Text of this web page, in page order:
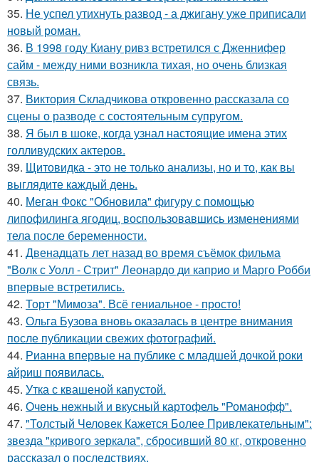
35. Не успел утихнуть развод - а джигану уже приписали
новый роман.
36. В 1998 году Киану ривз встретился с Дженнифер
сайм - между ними возникла тихая, но очень близкая
связь.
37. Виктория Складчикова откровенно рассказала со
сцены о разводе с состоятельным супругом.
38. Я был в шоке, когда узнал настоящие имена этих
голливудских актеров.
39. Щитовидка - это не только анализы, но и то, как вы
выглядите каждый день.
40. Меган Фокс "Обновила" фигуру с помощью
липофилинга ягодиц, воспользовавшись изменениями
тела после беременности.
41. Двенадцать лет назад во время съёмок фильма
"Волк с Уолл - Стрит" Леонардо ди каприо и Марго Робби
впервые встретились.
42. Торт "Мимоза". Всё гениальное - просто!
43. Ольга Бузова вновь оказалась в центре внимания
после публикации свежих фотографий.
44. Рианна впервые на публике с младшей дочкой роки
айриш появилась.
45. Утка с квашеной капустой.
46. Очень нежный и вкусный картофель "Романофф".
47. "Толстый Человек Кажется Более Привлекательным":
звезда "кривого зеркала", сбросивший 80 кг, откровенно
рассказал о последствиях.